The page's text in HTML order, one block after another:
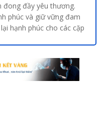
đong đầy yêu thương.
phúc và giữ vững đam
hạnh phúc cho các cặp